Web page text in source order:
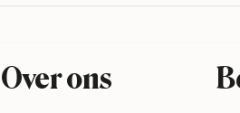
Over ons